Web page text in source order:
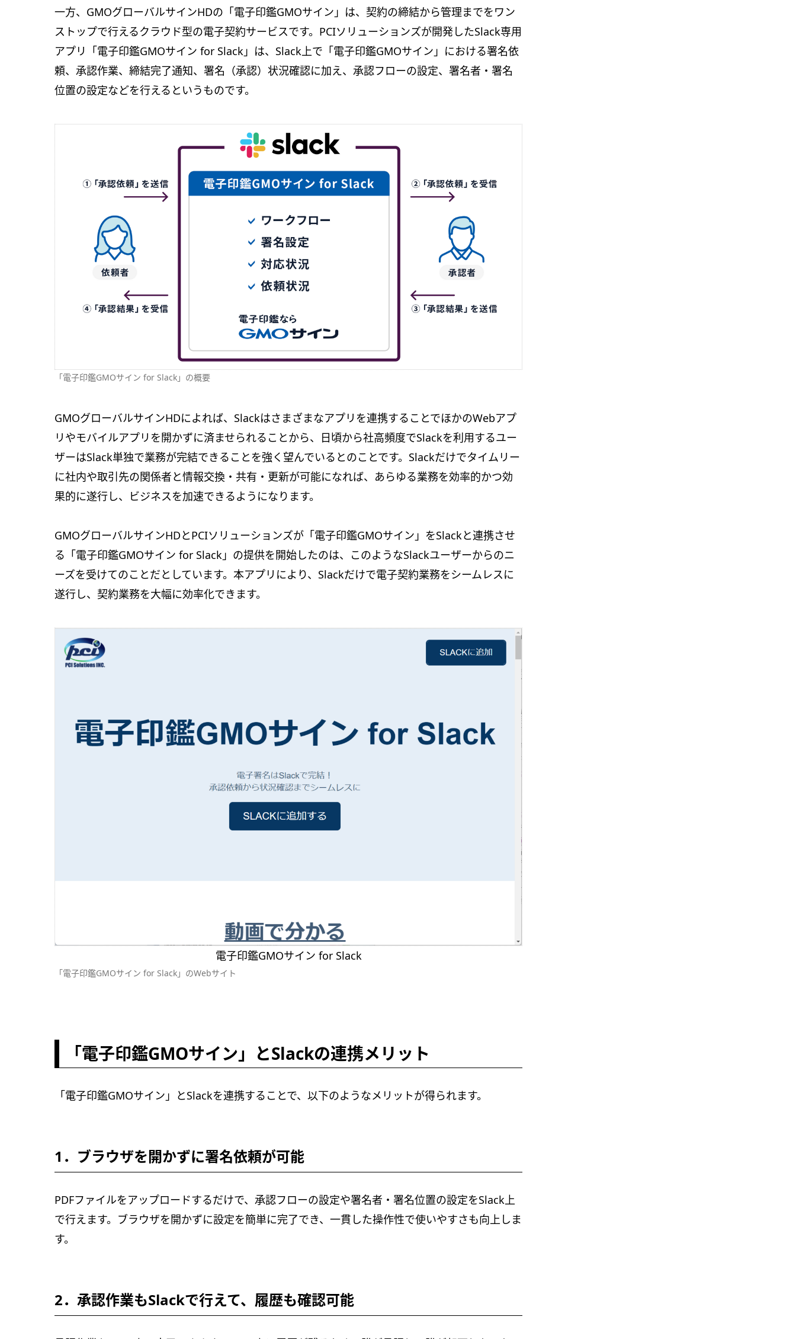
一方、GMOグローバルサインHDの「電子印鑑GMOサイン」は、契約の締結から管理までをワン
ストップで行えるクラウド型の電子契約サービスです。PCIソリューションズが開発したSlack専用
アプリ「電子印鑑GMOサイン for Slack」は、Slack上で「電子印鑑GMOサイン」における署名依
頼、承認作業、締結完了通知、署名（承認）状況確認に加え、承認フローの設定、署名者・署名
位置の設定などを行えるというものです。
「電子印鑑GMOサイン for Slack」の概要
GMOグローバルサインHDによれば、Slackはさまざまなアプリを連携することでほかのWebアプ
リやモバイルアプリを開かずに済ませられることから、日頃から社高頻度でSlackを利用するユー
ザーはSlack単独で業務が完結できることを強く望んでいるとのことです。Slackだけでタイムリー
に社内や取引先の関係者と情報交換・共有・更新が可能になれば、あらゆる業務を効率的かつ効
果的に遂行し、ビジネスを加速できるようになります。
GMOグローバルサインHDとPCIソリューションズが「電子印鑑GMOサイン」をSlackと連携させ
る「電子印鑑GMOサイン for Slack」の提供を開始したのは、このようなSlackユーザーからのニ
ーズを受けてのことだとしています。本アプリにより、Slackだけで電子契約業務をシームレスに
遂行し、契約業務を大幅に効率化できます。
電子印鑑GMOサイン for Slack
「電子印鑑GMOサイン for Slack」のWebサイト
「電子印鑑GMOサイン」とSlackの連携メリット
「電子印鑑GMOサイン」とSlackを連携することで、以下のようなメリットが得られます。
1．ブラウザを開かずに署名依頼が可能
PDFファイルをアップロードするだけで、承認フローの設定や署名者・署名位置の設定をSlack上
で行えます。ブラウザを開かずに設定を簡単に完了でき、一貫した操作性で使いやすさも向上しま
す。
2．承認作業もSlackで行えて、履歴も確認可能